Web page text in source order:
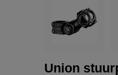
Union